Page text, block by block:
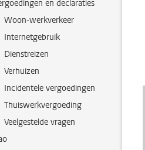
en declaraties
Woon-werkverkeer
Internetgebruik
Dienstreizen
Verhuizen
Incidentele vergoedingen
Thuiswerkvergoeding
Veelgestelde vragen